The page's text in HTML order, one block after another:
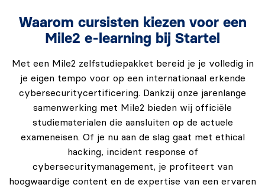
Waarom cursisten kiezen voor een
Mile2 e-learning bij Startel
Met een Mile2 zelfstudiepakket bereid je je volledig in
je eigen tempo voor op een internationaal erkende
cybersecuritycertificering. Dankzij onze jarenlange
samenwerking met Mile2 bieden wij officiële
studiematerialen die aansluiten op de actuele
exameneisen. Of je nu aan de slag gaat met ethical
hacking, incident response of
cybersecuritymanagement, je profiteert van
hoogwaardige content en de expertise van een ervaren